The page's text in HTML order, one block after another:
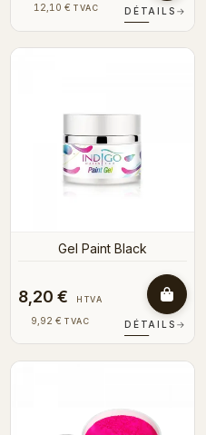
12,10 € TVAC DÉTAILS →
Gel Paint Black
8,20 € HTVA
9,92 € TVAC DÉTAILS →